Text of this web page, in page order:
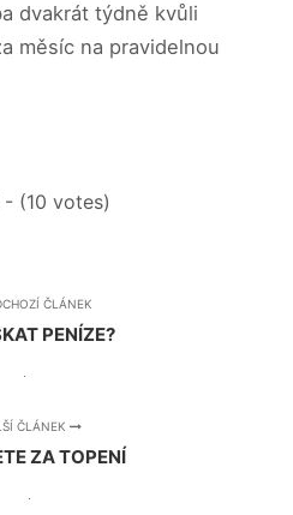
dvakrát týdně kvůli
měsíc na pravidelnou
(10 votes)
ČLÁNEK
PENÍZE?
ČLÁNEK
ZA TOPENÍ